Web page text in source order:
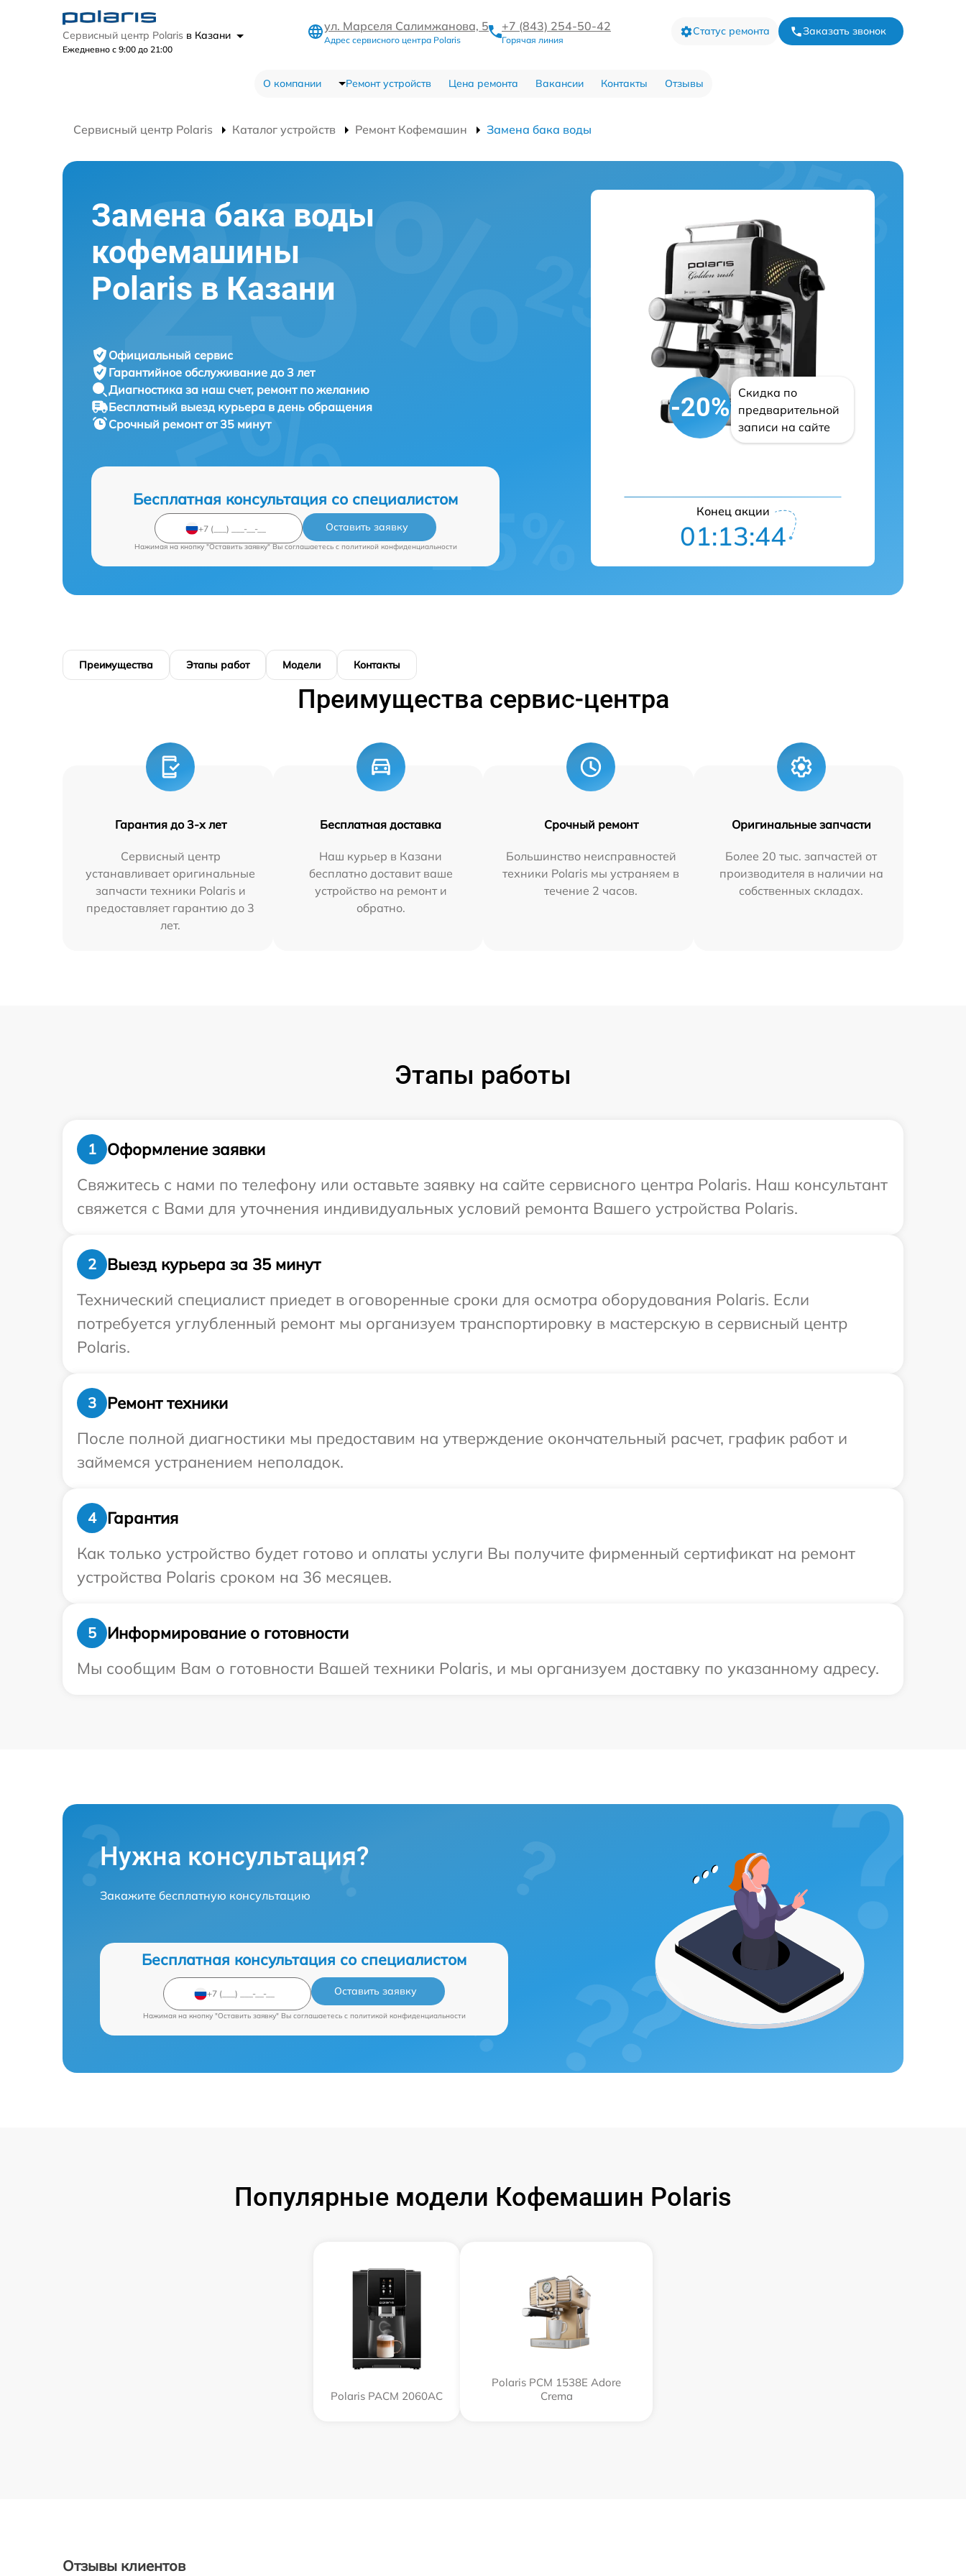
Сервисный центр Polaris в Казани
Ежедневно с 9:00 до 21:00
ул. Марселя Салимжанова, 5
Адрес сервисного центра Polaris
+7 (843) 254-50-42
Горячая линия
Статус ремонта Заказать звонок
О компании Ремонт устройств Цена ремонта Вакансии Контакты Отзывы
Сервисный центр Polaris Каталог устройств Ремонт Кофемашин Замена бака воды
Замена бака воды
кофемашины
Polaris в Казани
Официальный сервис
Гарантийное обслуживание до 3 лет
Диагностика за наш счет, ремонт по желанию
Бесплатный выезд курьера в день обращения
Срочный ремонтот 35 минут
Бесплатная консультация со специалистом
Оставить заявку
Нажимая на кнопку "Оставить заявку" Вы соглашаетесь c политикой конфиденциальности
-20%
Скидка по
предварительной
записи на сайте
Конец акции
01:13:43
Преимущества Этапы работ Модели Контакты
Преимущества сервис-центра
Гарантия до 3-х лет
Сервисный центр
устанавливает оригинальные
запчасти техники Polaris и
предоставляет гарантию до 3
лет.
Бесплатная доставка
Наш курьер в Казани
бесплатно доставит ваше
устройство на ремонт и
обратно.
Срочный ремонт
Большинство неисправностей
техники Polaris мы устраняем в
течение 2 часов.
Оригинальные запчасти
Более 20 тыс. запчастей от
производителя в наличии на
собственных складах.
Этапы работы
1
Оформление заявки
Свяжитесь с нами по телефону или оставьте заявку на сайте сервисного центра Polaris. Наш консультант
свяжется с Вами для уточнения индивидуальных условий ремонта Вашего устройства Polaris.
2
Выезд курьера за 35 минут
Технический специалист приедет в оговоренные сроки для осмотра оборудования Polaris. Если
потребуется углубленный ремонт мы организуем транспортировку в мастерскую в сервисный центр
Polaris.
3
Ремонт техники
После полной диагностики мы предоставим на утверждение окончательный расчет, график работ и
займемся устранением неполадок.
4
Гарантия
Как только устройство будет готово и оплаты услуги Вы получите фирменный сертификат на ремонт
устройства Polaris сроком на 36 месяцев.
5
Информирование о готовности
Мы сообщим Вам о готовности Вашей техники Polaris, и мы организуем доставку по указанному адресу.
Нужна консультация?
Закажите бесплатную консультацию
Бесплатная консультация со специалистом
Оставить заявку
Нажимая на кнопку "Оставить заявку" Вы соглашаетесь c политикой конфиденциальности
Популярные модели Кофемашин Polaris
Polaris PACM 2060AC
Polaris PCM 1538E Adore
Crema
Отзывы клиентов